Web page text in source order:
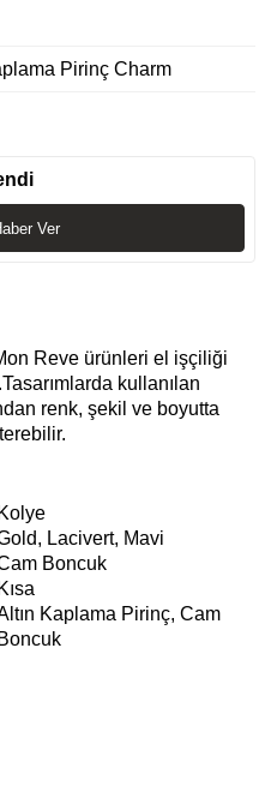
Pirinç Charm
Ver
Reve ürünleri el işçiliği
kullanılan
renk, şekil ve boyutta
Kolye
Lacivert, Mavi
Boncuk
Kısa
Kaplama Pirinç, Cam
Boncuk